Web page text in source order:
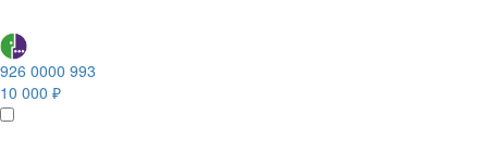
926 0000 993
10 000 ₽